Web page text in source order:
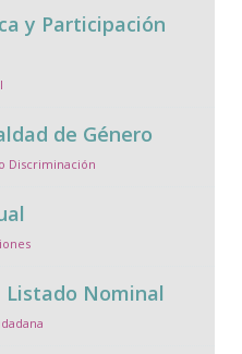
y Participación
de Género
Discriminación
Nominal